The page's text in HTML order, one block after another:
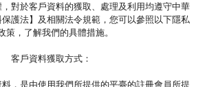
對於客戶資料的獲取、處理及利用均遵守中華
護法】及相關法令規範，您可以參照以下隱私
策，了解我們的具體措施。
客戶資料獲取方式：
，是由使用我們所提供的平臺的註冊會員所提